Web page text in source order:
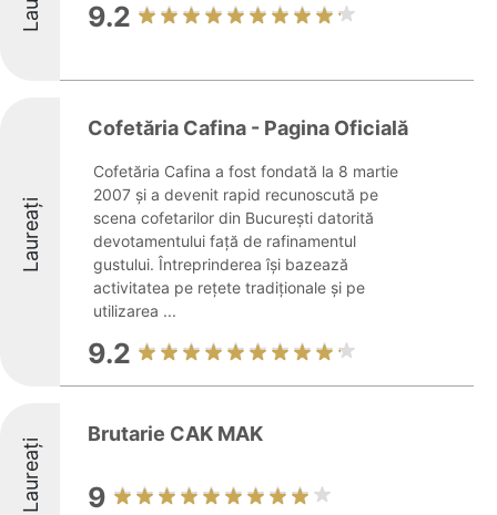
9.2
Laureați
Cofetăria Cafina - Pagina Oficială
Cofetăria Cafina a fost fondată la 8 martie
2007 și a devenit rapid recunoscută pe
scena cofetarilor din București datorită
devotamentului față de rafinamentul
gustului. Întreprinderea își bazează
activitatea pe rețete tradiționale și pe
utilizarea ...
9.2
Laureați
Brutarie CAK MAK
9